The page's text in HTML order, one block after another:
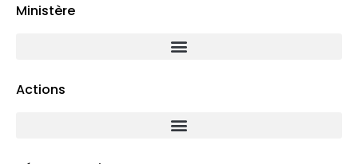
Ministère
Actions